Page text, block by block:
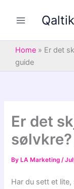
Qaltik
Home » Er det
guide
Er det
By LA Marketing/
Har du sett et